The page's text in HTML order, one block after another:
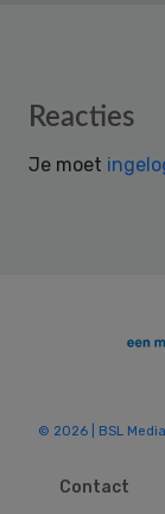
Reader
Reacties
Je moet
© 2026 | BSL
Contact